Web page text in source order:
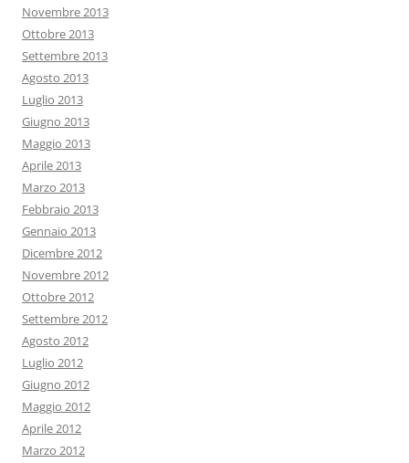
Novembre 2013
Ottobre 2013
Settembre 2013
Agosto 2013
Luglio 2013
Giugno 2013
Maggio 2013
Aprile 2013
Marzo 2013
Febbraio 2013
Gennaio 2013
Dicembre 2012
Novembre 2012
Ottobre 2012
Settembre 2012
Agosto 2012
Luglio 2012
Giugno 2012
Maggio 2012
Aprile 2012
Marzo 2012